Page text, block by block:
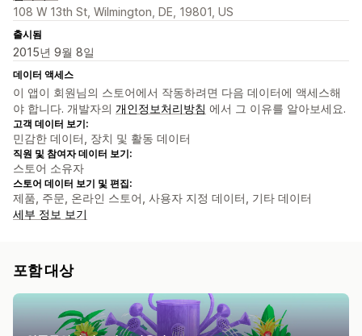
108 W 13th St, Wilmington, DE, 19801, US
출시됨
2015년 9월 8일
데이터 액세스
이 앱이 회원님의 스토어에서 작동하려면 다음 데이터에 액세스해
야 합니다. 개발자의 개인정보처리방침 에서 그 이유를 알아보세요.
고객 데이터 보기:
민감한 데이터, 장치 및 활동 데이터
직원 및 참여자 데이터 보기:
스토어 소유자
스토어 데이터 보기 및 편집:
제품, 주문, 온라인 스토어, 사용자 지정 데이터, 기타 데이터
세부 정보 보기
포함 대상